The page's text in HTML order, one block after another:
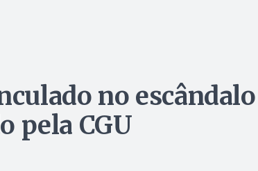
no escândalo
pela CGU